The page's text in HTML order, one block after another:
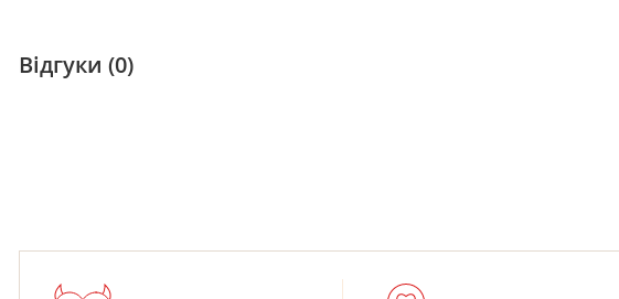
Відгуки (0)